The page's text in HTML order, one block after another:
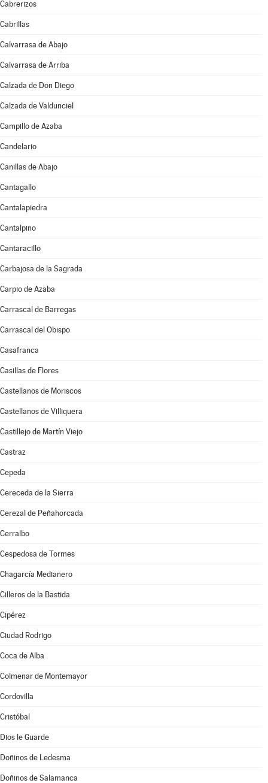
Cabrerizos
Cabrillas
Calvarrasa de Abajo
Calvarrasa de Arriba
Calzada de Don Diego
Calzada de Valdunciel
Campillo de Azaba
Candelario
Canillas de Abajo
Cantagallo
Cantalapiedra
Cantalpino
Cantaracillo
Carbajosa de la Sagrada
Carpio de Azaba
Carrascal de Barregas
Carrascal del Obispo
Casafranca
Casillas de Flores
Castellanos de Moriscos
Castellanos de Villiquera
Castillejo de Martín Viejo
Castraz
Cepeda
Cereceda de la Sierra
Cerezal de Peñahorcada
Cerralbo
Cespedosa de Tormes
Chagarcía Medianero
Cilleros de la Bastida
Cipérez
Ciudad Rodrigo
Coca de Alba
Colmenar de Montemayor
Cordovilla
Cristóbal
Dios le Guarde
Doñinos de Ledesma
Doñinos de Salamanca